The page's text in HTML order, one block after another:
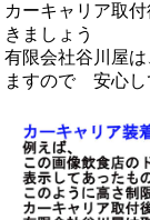
カーキャリア取
きましょう
有限会社谷川屋
ますので 安心し